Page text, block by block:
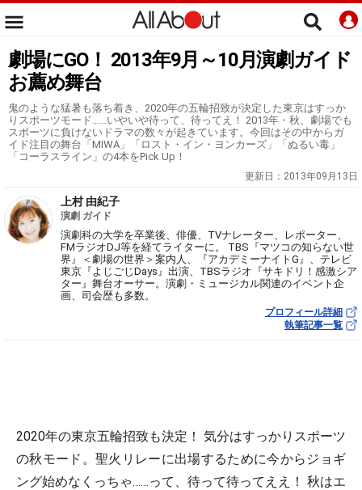
劇場にGO！ 2013年9月～10月演劇ガイド
お薦め舞台
鬼のような猛暑も落ち着き、2020年の五輪招致が決定した東京はすっか
りスポーツモード……いやいや待って、待ってえ！ 2013年・秋、劇場でも
スポーツに負けないドラマの数々が起きています。今回はその中からガ
イド注目の舞台「MIWA」「ロスト・イン・ヨンカーズ」「ぬるい毒」
「コーラスライン」の4本をPick Up！
更新日： 2013年09月13日
上村 由紀子
演劇 ガイド
演劇科の大学を卒業後、俳優、TVナレーター、レポーター、
FMラジオDJ等を経てライターに。 TBS『マツコの知らない世
界』＜劇場の世界＞案内人、『アカデミーナイトG』、テレビ
東京『よじごじDays』出演、TBSラジオ『サキドリ！感激シア
ター』舞台オーサー。演劇・ミュージカル関連のイベント企
画、司会歴も多数。
プロフィール詳細
執筆記事一覧
2020年の東京五輪招致も決定！ 気分はすっかりスポーツ
の秋モード。聖火リレーに出場するために今からジョギ
ング始めなくっちゃ……って、待って待ってええ！ 秋はエ